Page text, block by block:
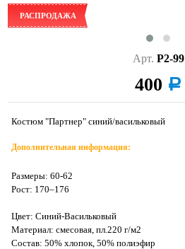
РАСПРОДАЖА
Арт. Р2-99
400 a
Костюм "Партнер" синий/васильковый
Дополнительная информация:
Размеры: 60-62
Рост: 170–176
Цвет: Синий-Васильковый
Материал: смесовая, пл.220 г/м2
Состав: 50% хлопок, 50% полиэфир